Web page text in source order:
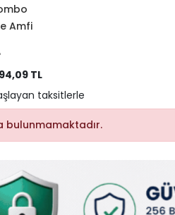
Amfi
94,09 TL
taksitlerle
bulunmamaktadır.